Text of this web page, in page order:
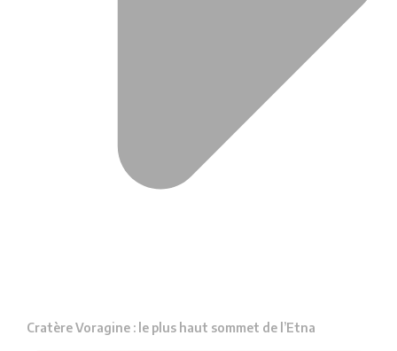
Cratère Voragine : le plus haut sommet de l’Etna